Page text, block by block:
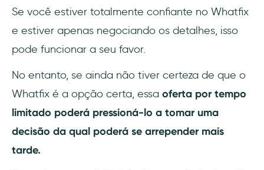
Se você estiver totalmente confiante no Whatfix
e estiver apenas negociando os detalhes, isso
pode funcionar a seu favor.
No entanto, se ainda não tiver certeza de que o
Whatfix é a opção certa, essa oferta por tempo
limitado poderá pressioná-lo a tomar uma
decisão da qual poderá se arrepender mais
tarde.